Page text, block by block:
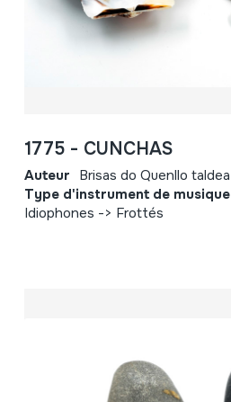
1775 - CUNCHAS
Auteur Brisas do Quenllo taldea
Type d'instrument de musique
Idiophones -> Frottés